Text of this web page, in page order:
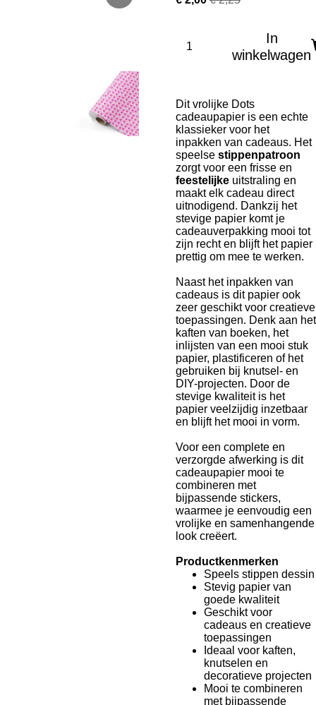
In
winkelwagen
Dit vrolijke Dots
cadeaupapier is een echte
klassieker voor het
inpakken van cadeaus. Het
speelse stippenpatroon
zorgt voor een frisse en
feestelijke uitstraling en
maakt elk cadeau direct
uitnodigend. Dankzij het
stevige papier komt je
cadeauverpakking mooi tot
zijn recht en blijft het papier
prettig om mee te werken.
Naast het inpakken van
cadeaus is dit papier ook
zeer geschikt voor creatieve
toepassingen. Denk aan het
kaften van boeken, het
inlijsten van een mooi stuk
papier, plastificeren of het
gebruiken bij knutsel- en
DIY-projecten. Door de
stevige kwaliteit is het
papier veelzijdig inzetbaar
en blijft het mooi in vorm.
Voor een complete en
verzorgde afwerking is dit
cadeaupapier mooi te
combineren met
bijpassende stickers,
waarmee je eenvoudig een
vrolijke en samenhangende
look creëert.
Productkenmerken
Speels stippen dessin
Stevig papier van
goede kwaliteit
Geschikt voor
cadeaus en creatieve
toepassingen
Ideaal voor kaften,
knutselen en
decoratieve projecten
Mooi te combineren
met bijpassende